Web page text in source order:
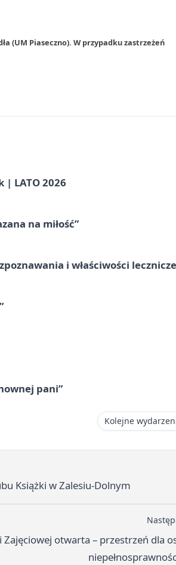
(UM Piaseczno). W przypadku zastrzeżeń
| LATO 2026
na miłość”
i właściwości lecznicze
pani”
Kolejne
Książki w Zalesiu-Dolnym
otwarta – przestrzeń dla